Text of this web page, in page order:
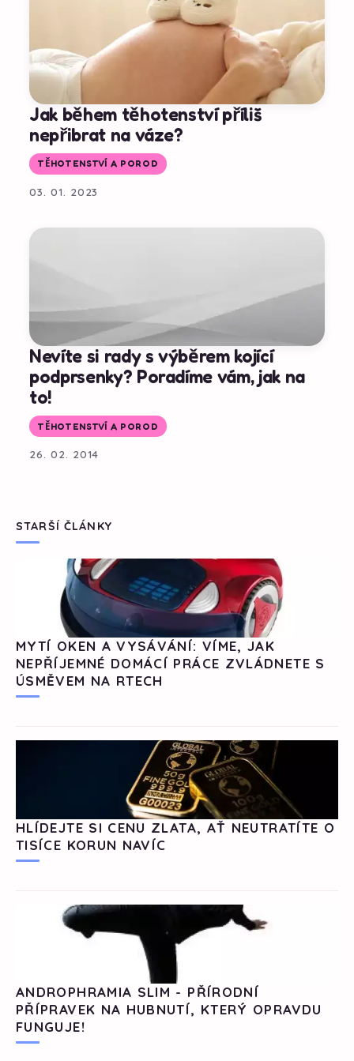
Jak během těhotenství příliš
nepřibrat na váze?
TĚHOTENSTVÍ A POROD
03. 01. 2023
Nevíte si rady s výběrem kojící
podprsenky? Poradíme vám, jak na
to!
TĚHOTENSTVÍ A POROD
26. 02. 2014
STARŠÍ ČLÁNKY
MYTÍ OKEN A VYSÁVÁNÍ: VÍME, JAK
NEPŘÍJEMNÉ DOMÁCÍ PRÁCE ZVLÁDNETE S
ÚSMĚVEM NA RTECH
HLÍDEJTE SI CENU ZLATA, AŤ NEUTRATÍTE O
TISÍCE KORUN NAVÍC
ANDROPHRAMIA SLIM - PŘÍRODNÍ
PŘÍPRAVEK NA HUBNUTÍ, KTERÝ OPRAVDU
FUNGUJE!